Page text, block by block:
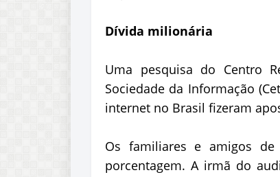
Dívida milionária
Uma pesquisa do Centro
Sociedade da Informação
internet no Brasil fizeram
Os familiares e amigos
porcentagem. A irmã do